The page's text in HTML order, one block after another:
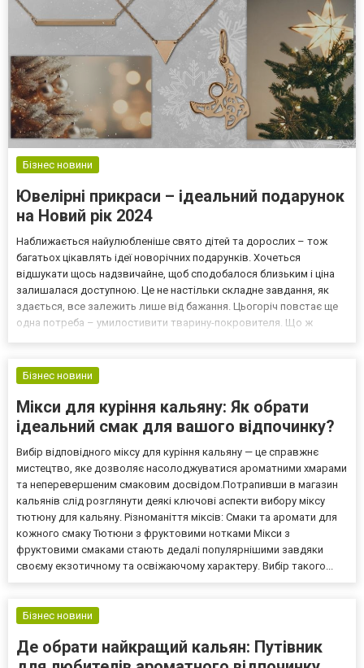
Бізнес новини
Ювелірні прикраси – ідеальний подарунок
на Новий рік 2024
Наближається найулюбленіше свято дітей та дорослих – тож
багатьох цікавлять ідеї новорічних подарунків. Хочеться
відшукати щось надзвичайне, щоб сподобалося близьким і ціна
залишалася доступною. Це не настільки складне завдання, як
здається, все залежить лише від бажання. Цьогоріч повстає ще
одна потреба – умилостивити тварину-покровителя. Що ж
Бізнес новини
Мікси для куріння кальяну: Як обрати
ідеальний смак для вашого відпочинку?
Вибір відповідного міксу для куріння кальяну — це справжнє
мистецтво, яке дозволяє насолоджуватися ароматними хмарами
та неперевершеним смаковим досвідом.Потрапивши в магазин
кальянів слід розглянути деякі ключові аспекти вибору міксу
тютюну для кальяну. Різноманіття міксів: Смаки та аромати для
кожного смаку Тютюни з фруктовими нотками Мікси з
фруктовими смаками стають дедалі популярнішими завдяки
своєму екзотичному та освіжаючому характеру. Вибір такого...
Бізнес новини
Де обрати найкращий кальян: Путівник